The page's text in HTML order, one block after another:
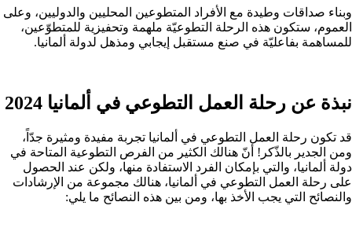
وبناء صداقات وطيدة مع الأفراد المتطوعين المحليين والدوليين، وعلى
العموم، ستكون هذه الرحلة التطوعيّة ملهمة وتحفيزية للمتطوّعين،
للمساهمة بفاعليّة في صنع مستقبل إيجابي ومذهل لدولة ألمانيا.
نبذة عن رحلة العمل التطوعي في ألمانيا 2024
قد تكون رحلة العمل التطوعي في ألمانيا تجربة مفيدة ومثيرة جدّاً،
ومن الجدير بالذّكر! أنّ هنالك الكثير من الفرص التطوعية المتاحة في
دولة ألمانيا، والتي بإمكان الفرد الاستفادة منها، ولكن عند الحصول
على رحلة العمل التطوعي في ألمانيا، هنالك مجموعة من الإرشادات
والنصائح التي يجب الأخذ بها، ومن بين هذه النصائح ما يلي: